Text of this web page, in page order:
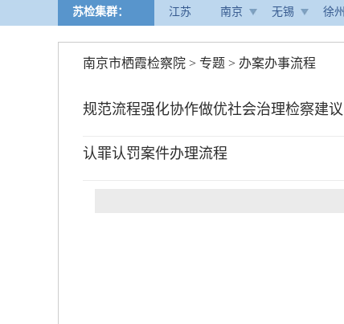
苏检集群： 江苏 南京 无锡 徐州
南京市栖霞检察院 > 专题 > 办案办事流程
规范流程强化协作做优社会治理检察建议
认罪认罚案件办理流程